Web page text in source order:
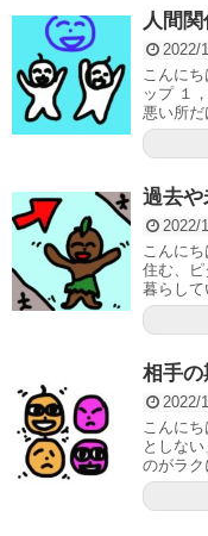
人間
2022/
こんに
ップ １
悪い所だ
過去
2022/
こんに
住む、
暮らして
相手
2022/
こんに
としな
のがラク